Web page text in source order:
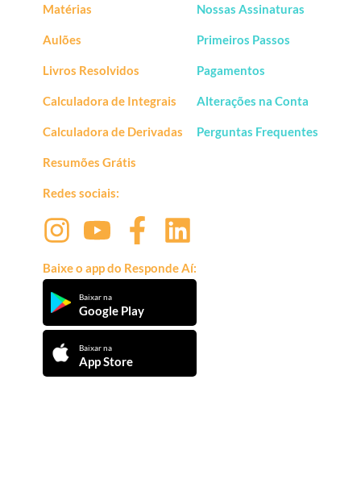
Matérias
Aulões
Livros Resolvidos
Calculadora de Integrais
Calculadora de Derivadas
Resumões Grátis
Redes sociais:
Baixe o app do Responde Aí:
Baixar na
Google Play
Baixar na
App Store
Nossas Assinaturas
Primeiros Passos
Pagamentos
Alterações na Conta
Perguntas Frequentes